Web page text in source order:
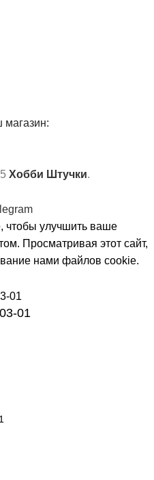
магазин:
Хобби Штучки.
чтобы улучшить ваше
Просматривая этот сайт,
нами файлов cookie.
01